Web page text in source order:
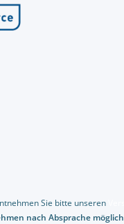
Sie bitte unseren
nach Absprache möglich